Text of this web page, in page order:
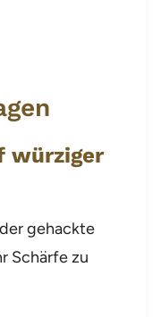
würziger
gehackte
Schärfe zu